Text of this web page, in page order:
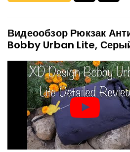
Видеообзор Рюкзак
Bobby Urban Lite,